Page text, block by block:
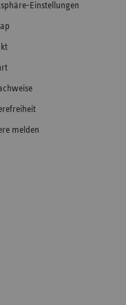
Einstellungen
melden